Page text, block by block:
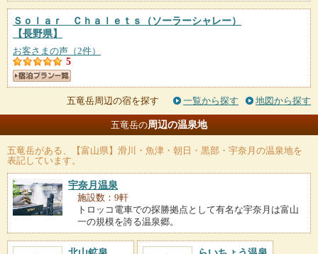
Ｓｏｌａｒ Ｃｈａｌｅｔｓ（ソーラーシャレー）
【長野県】
お客さまの声（2件）
5
五竜岳周辺の宿を探す 一覧から探す 地図から探す
五竜岳の周辺の温泉地
五竜岳がある、【富山県】滑川・魚津・朝日・黒部・宇奈月の温泉地を
表記しています。
宇奈月温泉
施設数：9軒
トロッコ電車での探勝拠点として有名な宇奈月は富山
一の規模を誇る温泉郷。